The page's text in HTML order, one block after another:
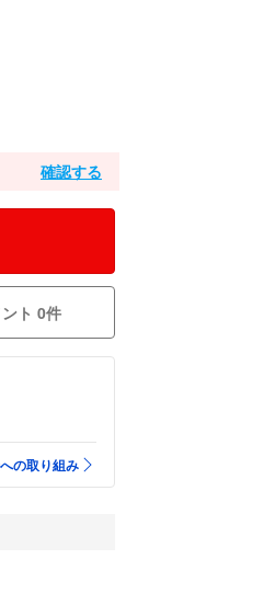
確認する
ト 0件
の取り組み